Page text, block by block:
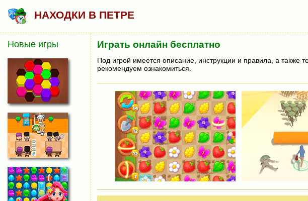
НАХОДКИ В ПЕТРЕ
Играть онлайн бесплатно
Под игрой имеется описание, инструкции и правила, а также
рекомендуем ознакомиться.
Новые игры